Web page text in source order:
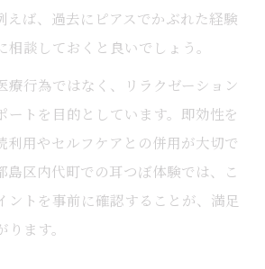
カウンセリングで伝えるべき事
前に必ず知っておきたい注意事
エリーの安全な利用方法と事前
療行為か不安な方へのポイント
えば、過去にピアスでかぶれた経験
談しておくと良いでしょう。
療行為ではなく、リラクゼーション
ートを目的としています。即効性を
利用やセルフケアとの併用が大切で
島区内代町での耳つぼ体験では、こ
ントを事前に確認することが、満足
ます。